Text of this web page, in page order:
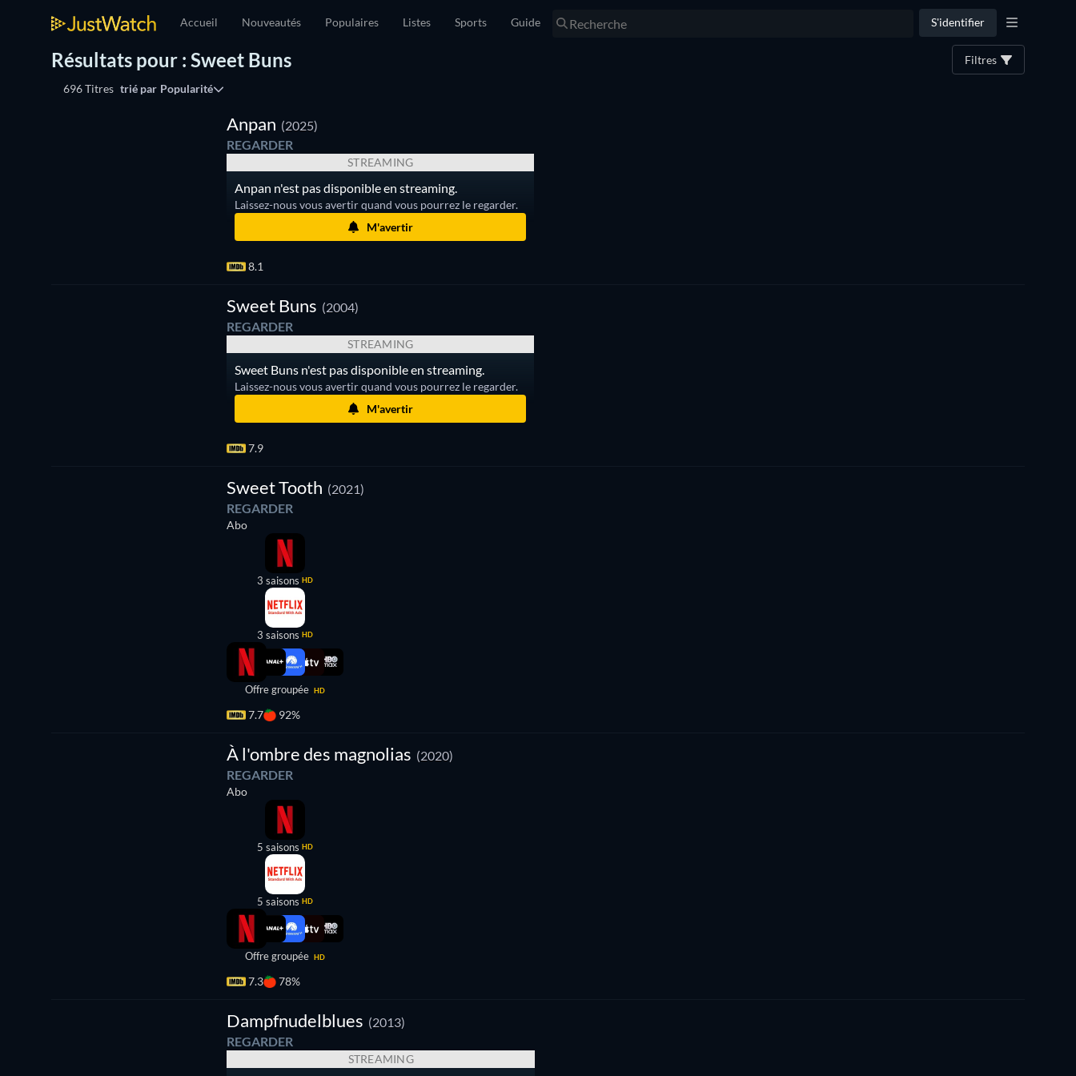
Accueil Nouveautés Populaires Listes Sports Guide S'identifier
Résultats pour : Sweet Buns Filtres
696 Titres trié par Popularité
Anpan (2025)
REGARDER
STREAMING
Anpan n'est pas disponible en streaming.
Laissez-nous vous avertir quand vous pourrez le regarder.
M'avertir
8.1
Sweet Buns (2004)
REGARDER
STREAMING
Sweet Buns n'est pas disponible en streaming.
Laissez-nous vous avertir quand vous pourrez le regarder.
M'avertir
7.9
Sweet Tooth (2021)
REGARDER
Abo
3 saisons HD
3 saisons HD
Offre groupée HD
7.7 92%
À l'ombre des magnolias (2020)
REGARDER
Abo
5 saisons HD
5 saisons HD
Offre groupée HD
7.3 78%
Dampfnudelblues (2013)
REGARDER
STREAMING